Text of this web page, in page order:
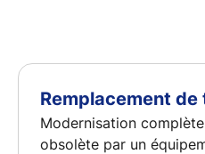
Remplacement
Modernisation
obsolète par un